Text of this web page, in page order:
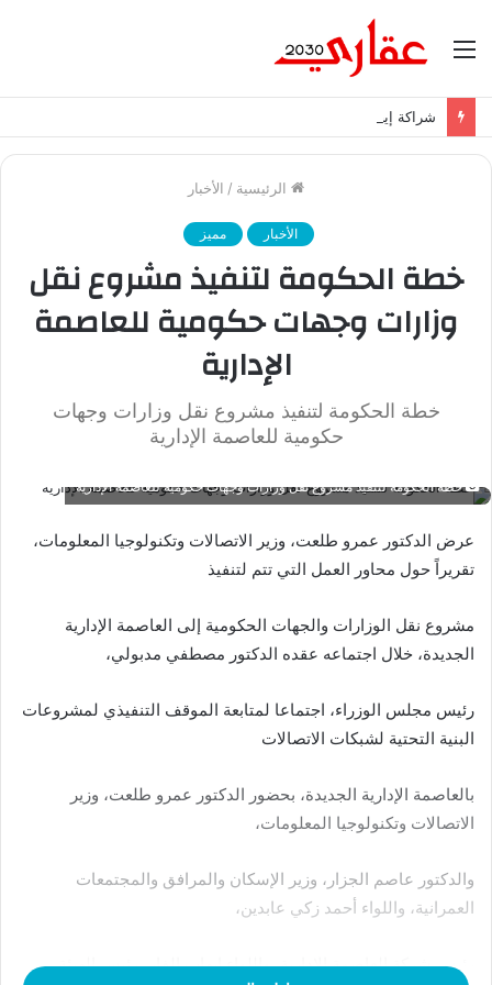
القائمة
شراكة إيجي تاورز مع بلدينا.. قيمة مضافة تعزز نجاح المشروعات
الرئيسية / الأخبار
الأخبار مميز
خطة الحكومة لتنفيذ مشروع نقل
وزارات وجهات حكومية للعاصمة
الإدارية
خطة الحكومة لتنفيذ مشروع نقل وزارات وجهات
حكومية للعاصمة الإدارية
خطة الحكومة لتنفيذ مشروع نقل وزارات وجهات حكومية للعاصمة الإدارية
عرض الدكتور عمرو طلعت، وزير الاتصالات وتكنولوجيا المعلومات،
تقريراً حول محاور العمل التي تتم لتنفيذ
مشروع نقل الوزارات والجهات الحكومية إلى العاصمة الإدارية
الجديدة، خلال اجتماعه عقده الدكتور مصطفي مدبولي،
رئيس مجلس الوزراء، اجتماعا لمتابعة الموقف التنفيذي لمشروعات
البنية التحتية لشبكات الاتصالات
بالعاصمة الإدارية الجديدة، بحضور الدكتور عمرو طلعت، وزير
الاتصالات وتكنولوجيا المعلومات،
والدكتور عاصم الجزار، وزير الإسكان والمرافق والمجتمعات
العمرانية، واللواء أحمد زكي عابدين،
رئيس شركة العاصمة الإدارية، واللواء إيهاب الفار، رئيس الهيئة